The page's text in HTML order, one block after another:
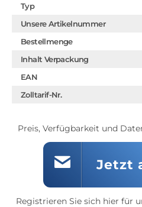
Typ
Unsere Artikelnummer
Bestellmenge
Inhalt Verpackung
EAN
Zolltarif-Nr.
Preis, Verfügbarkeit und
Jetzt
Registrieren Sie sich hier für